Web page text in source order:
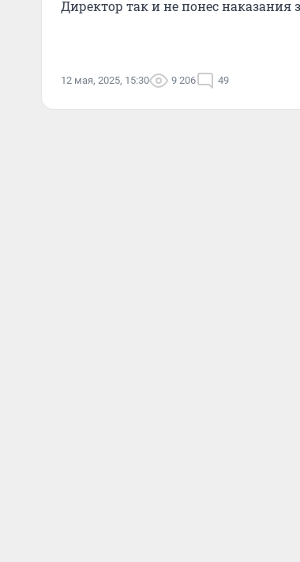
Директор так и не понес наказания
12 мая, 2025, 15:30 9 206 49